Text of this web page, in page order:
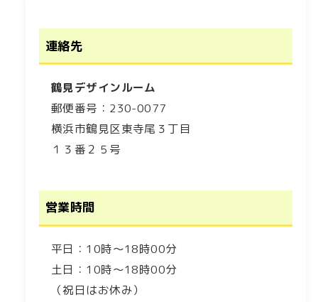
連絡先
鶴見デザインルーム
郵便番号：230-0077
横浜市鶴見区東寺尾３丁目
１３番２５号
営業時間
平日：10時～18時00分
土日：10時～18時00分
（祝日はお休み）